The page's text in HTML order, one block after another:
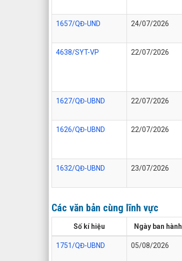
1657/QĐ-UND 24/07/2026
4638/SYT-VP 22/07/2026
1627/QĐ-UBND 22/07/2026
1626/QĐ-UBND 22/07/2026
1632/QĐ-UBND 23/07/2026
Các văn bản cùng lĩnh vực
Số kí hiệu Ngày ban hành
1751/QĐ-UBND 05/08/2026